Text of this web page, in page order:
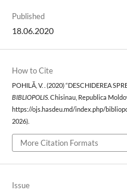
Published
18.06.2020
How to Cite
POHILĂ, V. . (2020) “DESCHIDEREA
BIBLIOPOLIS. Chisinau, Republica
https://ojs.hasdeu.md/index.php/
2026).
More Citation Formats
Issue